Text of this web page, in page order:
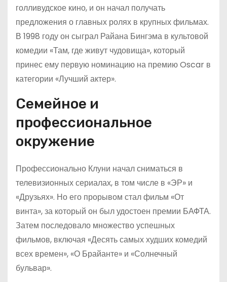
голливудское кино, и он начал получать
предложения о главных ролях в крупных фильмах.
В 1998 году он сыграл Райана Бингэма в культовой
комедии «Там, где живут чудовища», который
принес ему первую номинацию на премию Oscar в
категории «Лучший актер».
Семейное и
профессиональное
окружение
Профессионально Клуни начал сниматься в
телевизионных сериалах, в том числе в «ЭР» и
«Друзьях». Но его прорывом стал фильм «От
винта», за который он был удостоен премии БАФТА.
Затем последовало множество успешных
фильмов, включая «Десять самых худших комедий
всех времен», «О Брайанте» и «Солнечный
бульвар».